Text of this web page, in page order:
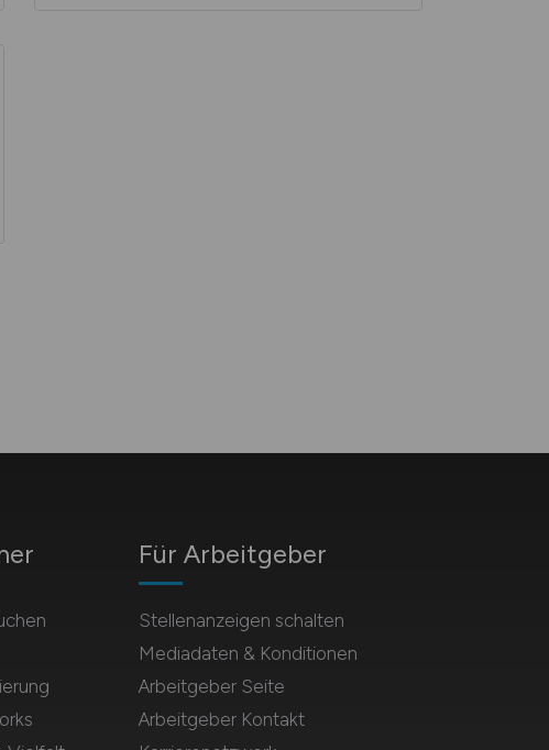
Für Arbeitgeber
Stellenanzeigen schalten
Mediadaten & Konditionen
Arbeitgeber Seite
Arbeitgeber Kontakt